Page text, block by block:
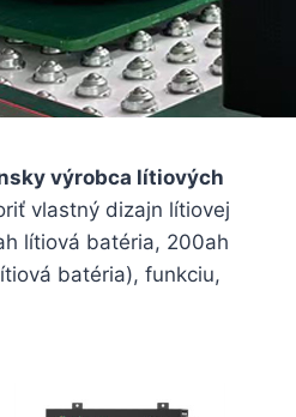
výrobca lítiových
vlastný dizajn lítiovej
lítiová batéria, 200ah
batéria), funkciu,